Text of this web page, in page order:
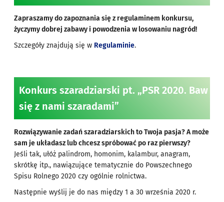
Zapraszamy do zapoznania się z regulaminem konkursu,
życzymy dobrej zabawy i powodzenia w losowaniu nagród!
Szczegóły znajdują się w Regulaminie.
Konkurs szaradziarski pt. „PSR 2020. Baw
się z nami szaradami”
Rozwiązywanie zadań szaradziarskich to Twoja pasja? A może
sam je układasz lub chcesz spróbować po raz pierwszy?
Jeśli tak, ułóż palindrom, homonim, kalambur, anagram,
skrótkę itp., nawiązujące tematycznie do Powszechnego
Spisu Rolnego 2020 czy ogólnie rolnictwa.
Następnie wyślij je do nas między 1 a 30 września 2020 r.